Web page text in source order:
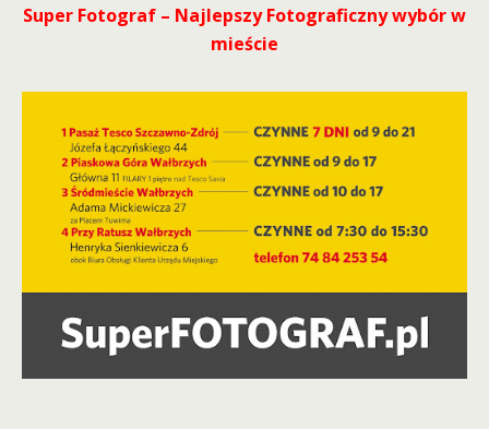
Super Fotograf – Najlepszy Fotograficzny wybór w
mieście